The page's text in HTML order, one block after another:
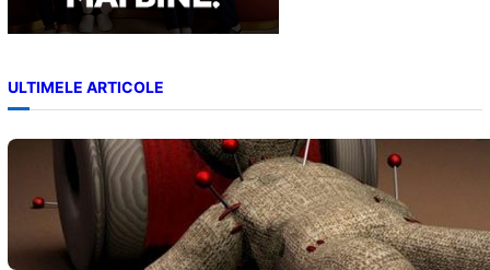
ULTIMELE ARTICOLE